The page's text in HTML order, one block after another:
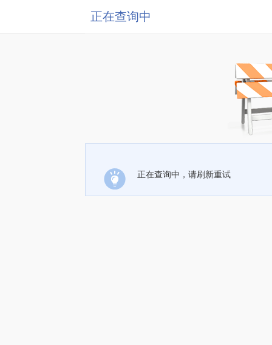
正在查询中
正在查询中，请刷新重试